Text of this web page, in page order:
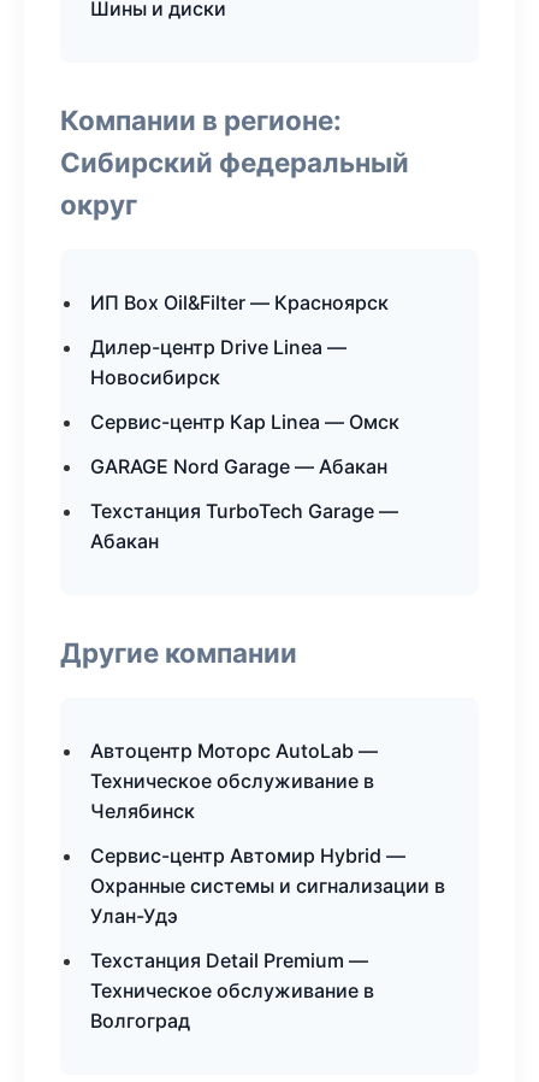
Шины и диски
Компании в регионе:
Сибирский федеральный
округ
ИП Box Oil&Filter — Красноярск
Дилер-центр Drive Linea —
Новосибирск
Сервис-центр Кар Linea — Омск
GARAGE Nord Garage — Абакан
Техстанция TurboTech Garage —
Абакан
Другие компании
Автоцентр Моторс AutoLab —
Техническое обслуживание в
Челябинск
Сервис-центр Автомир Hybrid —
Охранные системы и сигнализации в
Улан-Удэ
Техстанция Detail Premium —
Техническое обслуживание в
Волгоград